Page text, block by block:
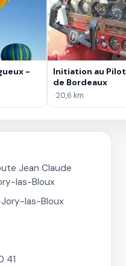
-
Initiation au
de Bordeaux
· 20,6 km
Jean Claude
las-Bloux
las-Bloux
41